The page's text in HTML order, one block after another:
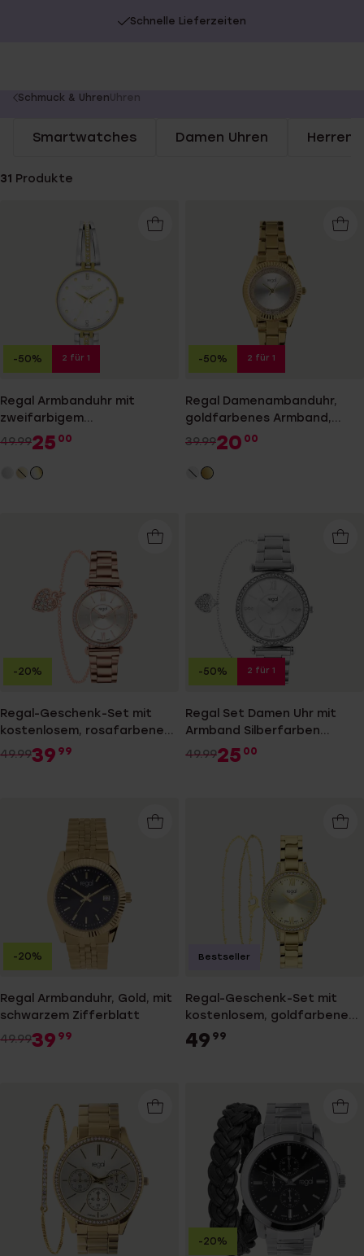
Schnelle Lieferzeiten
You
here:
Schmuck & UhrenUhren
Smartwatches Damen Uhren Herren
31 Produkte
Regal Armbanduhr mit
zweifarbigem
Edelstahlarmband.
49.9925 00
-50% 2 für 1
Regal Damenambanduhr,
goldfarbenes Armband,
Legierung
39.9920 00
-50% 2 für 1
Regal-Geschenk-Set mit
kostenlosem, rosafarbenem
Armband
49.9939 99
-20%
Regal Set Damen Uhr mit
Armband Silberfarben
RG3030-100
49.9925 00
-50% 2 für 1
Regal Armbanduhr, Gold, mit
schwarzem Zifferblatt
49.9939 99
-20%
Regal-Geschenk-Set mit
kostenlosem, goldfarbenem
Armband
49 99
Bestseller
-20%